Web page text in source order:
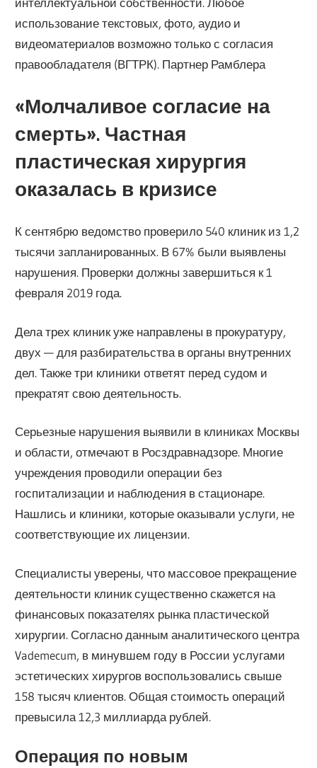
использование текстовых, фото, аудио и
видеоматериалов возможно только с согласия
правообладателя (ВГТРК). Партнер Рамблера
«Молчаливое согласие на
смерть». Частная
пластическая хирургия
оказалась в кризисе
К сентябрю ведомство проверило 540 клиник из 1,2
тысячи запланированных. В 67% были выявлены
нарушения. Проверки должны завершиться к 1
февраля 2019 года.
Дела трех клиник уже направлены в прокуратуру,
двух — для разбирательства в органы внутренних
дел. Также три клиники ответят перед судом и
прекратят свою деятельность.
Серьезные нарушения выявили в клиниках Москвы
и области, отмечают в Росздравнадзоре. Многие
учреждения проводили операции без
госпитализации и наблюдения в стационаре.
Нашлись и клиники, которые оказывали услуги, не
соответствующие их лицензии.
Специалисты уверены, что массовое прекращение
деятельности клиник существенно скажется на
финансовых показателях рынка пластической
хирургии. Согласно данным аналитического центра
Vademecum, в минувшем году в России услугами
эстетических хирургов воспользовались свыше
158 тысяч клиентов. Общая стоимость операций
превысила 12,3 миллиарда рублей.
Операция по новым